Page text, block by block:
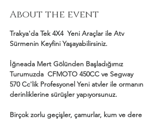
About the event
Trakya'da Tek 4X4  Yeni Araçlar ile Atv
Sürmenin Keyfini Yaşayabilirsiniz.
İğneada Mert Gölünden Başladığımız
Turumuzda  CFMOTO 450CC ve Segway
570 Cc'lik Profesyonel Yeni atvler ile ormanın
derinliklerine sürüşler yapıyorsunuz.
Birçok zorlu geçişler, çamurlar, kum ve dere